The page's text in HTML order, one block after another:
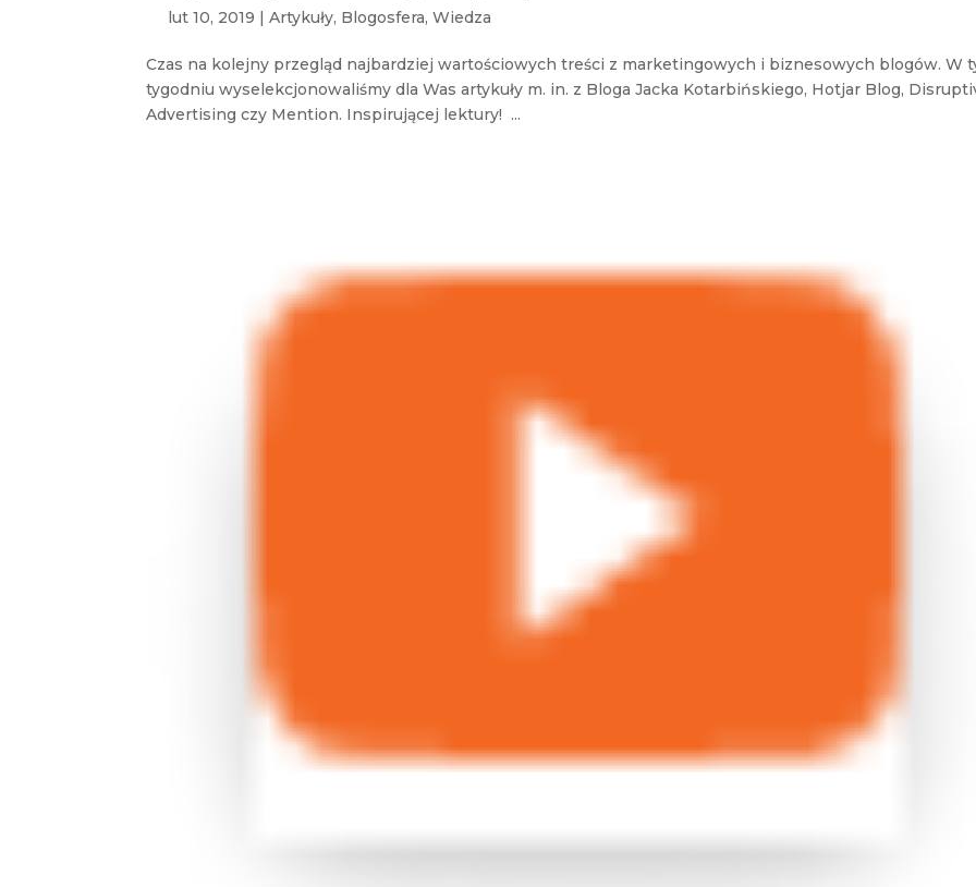
lut 10, 2019 |Artykuły, Blogosfera,Wiedza
Czas na kolejny przegląd najbardziej wartościowych treści z marketingowych i biznesowych blogów. W
tygodniu wyselekcjonowaliśmy dla Was artykuły m. in. z Bloga Jacka Kotarbińskiego, Hotjar Blog,
Advertising czy Mention. Inspirującej lektury! ...